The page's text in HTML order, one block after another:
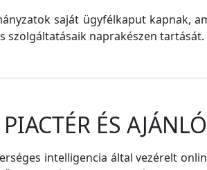
saját ügyfélkaput kapnak,
szolgáltatásaik naprakészen tartását.
ÉS
intelligencia által vezérelt